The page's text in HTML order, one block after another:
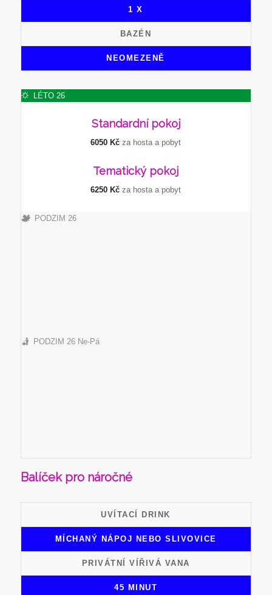
1 X
BAZÉN
NEOMEZENĚ
LÉTO 26
Standardnípokoj
6050 Kč za hosta a pobyt
Tematickýpokoj
6250 Kč za hosta a pobyt
PODZIM 26
PODZIM 26 Ne-Pá
Balíček pro náročné
UVÍTACÍ DRINK
MÍCHANÝ NÁPOJ NEBO SLIVOVICE
PRIVÁTNÍ VÍŘIVÁ VANA
45 MINUT